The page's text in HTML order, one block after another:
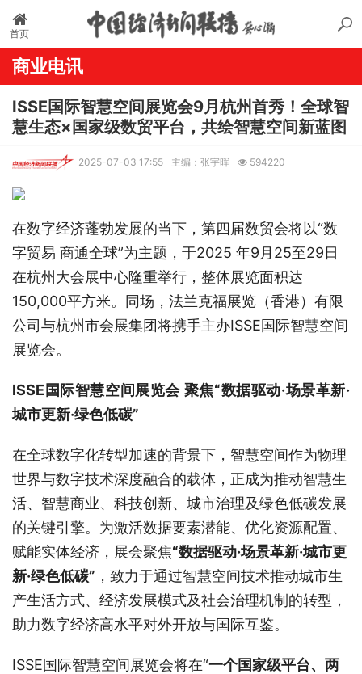
首页
商业电讯
ISSE国际智慧空间展览会9月杭州首秀！全球智
慧生态×国家级数贸平台，共绘智慧空间新蓝图
2025-07-03 17:55 主编：张宇晖 594220
在数字经济蓬勃发展的当下，第四届数贸会将以“数
字贸易 商通全球”为主题，于2025 年9月25至29日
在杭州大会展中心隆重举行，整体展览面积达
150,000平方米。同场，法兰克福展览（香港）有限
公司与杭州市会展集团将携手主办ISSE国际智慧空间
展览会。
ISSE国际智慧空间展览会 聚焦“数据驱动·场景革新·
城市更新·绿色低碳”
在全球数字化转型加速的背景下，智慧空间作为物理
世界与数字技术深度融合的载体，正成为推动智慧生
活、智慧商业、科技创新、城市治理及绿色低碳发展
的关键引擎。为激活数据要素潜能、优化资源配置、
赋能实体经济，展会聚焦“数据驱动·场景革新·城市更
新·绿色低碳” ，致力于通过智慧空间技术推动城市生
产生活方式、经济发展模式及社会治理机制的转型，
助力数字经济高水平对外开放与国际互鉴。
ISSE国际智慧空间展览会将在“一个国家级平台、两